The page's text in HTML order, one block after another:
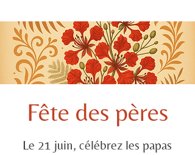
Fête des pères
Le 21 juin, célébrez les papas